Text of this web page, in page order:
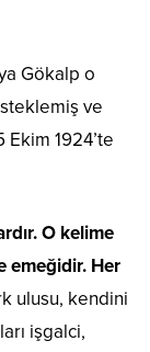
Gökalp o
ve
Ekim 1924’te
O kelime
emeğidir. Her
ulusu, kendini
işgalci,